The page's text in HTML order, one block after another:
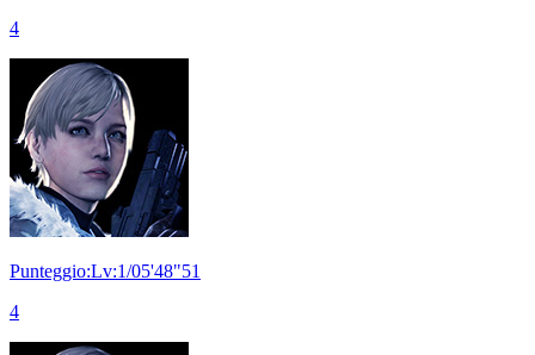
4
Punteggio:Lv:1/05'48"51
4